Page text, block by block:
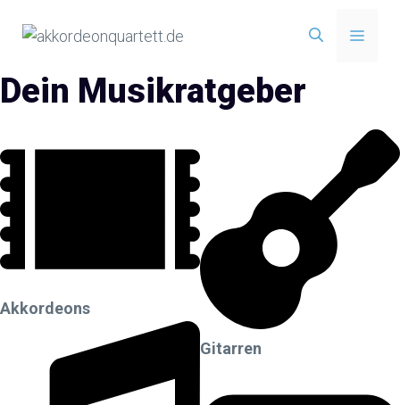
Inhalt
Menü
Dein Musikratgeber
Akkordeons
Gitarren